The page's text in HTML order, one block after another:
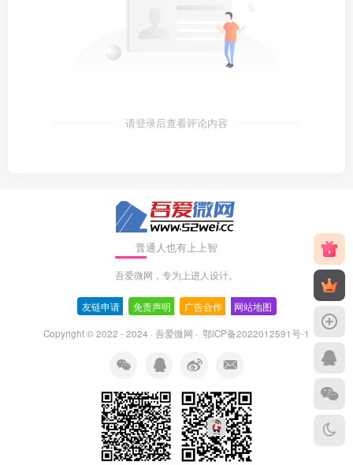
请登录后查看评论内容
普通人也有上上智
吾爱微网，专为上进人设计。
友链申请 免责声明 广告合作 网站地图
Copyright © 2022 - 2024 · 吾爱微网 · 鄂ICP备2022012591号-1